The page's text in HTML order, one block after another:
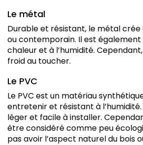
Le métal
Durable et résistant, le métal crée
ou contemporain. Il est
chaleur et à l’humidité.
froid au toucher.
Le PVC
Le PVC est un matériau
entretenir et résistant à
léger et facile à installer.
être considéré comme peu
pas avoir l’aspect naturel du bois